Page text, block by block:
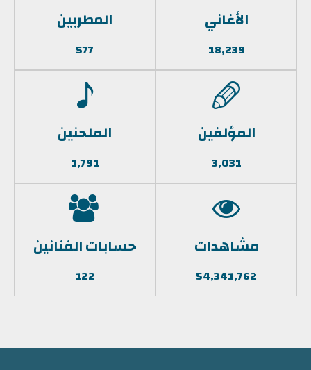
الأغاني
18,239
المطربين
577
المؤلفين
3,031
الملحنين
1,791
مشاهدات
54,341,762
حسابات الفنانين
122